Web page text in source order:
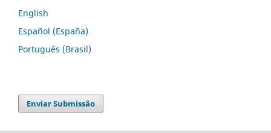
English
Español (España)
Português (Brasil)
Enviar Submissão